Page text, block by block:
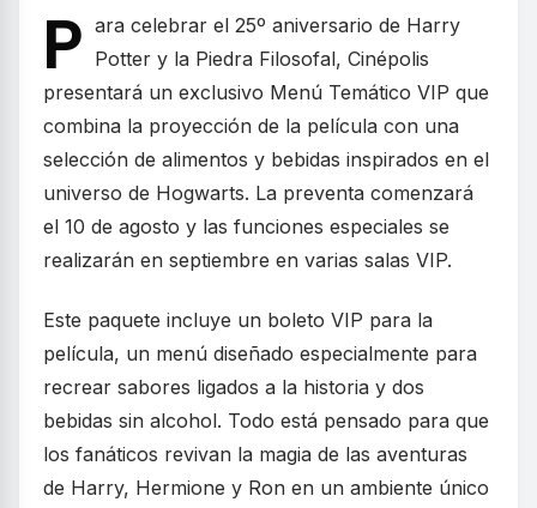
P ara celebrar el 25º aniversario de Harry
Potter y la Piedra Filosofal, Cinépolis
presentará un exclusivo Menú Temático VIP que
combina la proyección de la película con una
selección de alimentos y bebidas inspirados en el
universo de Hogwarts. La preventa comenzará
el 10 de agosto y las funciones especiales se
realizarán en septiembre en varias salas VIP.
Este paquete incluye un boleto VIP para la
película, un menú diseñado especialmente para
recrear sabores ligados a la historia y dos
bebidas sin alcohol. Todo está pensado para que
los fanáticos revivan la magia de las aventuras
de Harry, Hermione y Ron en un ambiente único